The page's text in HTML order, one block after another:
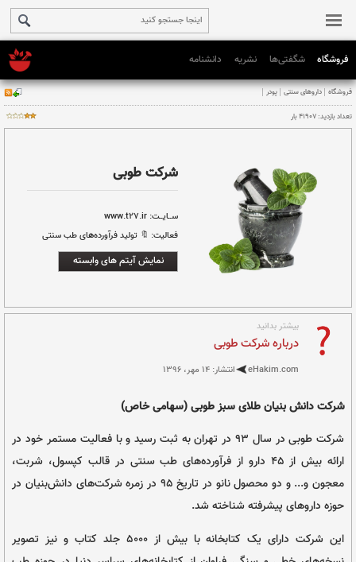
فروشگاه شگفتی‌ها نشریه دانشنامه
شرکت طوبی
ســایــت:www.t27.ir
فعالیت:
نمایش آیتم های وابسته
طوبی